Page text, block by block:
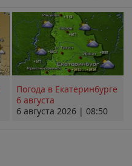
Погода в Екатеринбурге
6 августа
6 августа 2026 | 08:50